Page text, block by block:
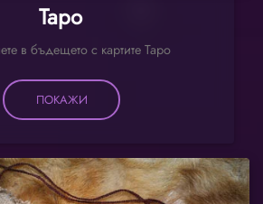
Таро
в бъдещето с картите Таро
ПОКАЖИ